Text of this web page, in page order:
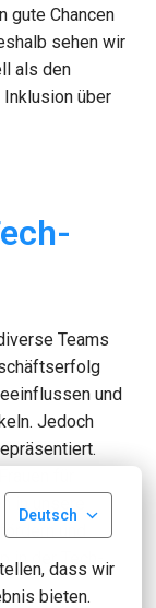
Deutsch
dass wir
bieten.
gute Chancen
sehen wir
als den
über
Teams
und
Jedoch
in unsere
und
in der Tech-